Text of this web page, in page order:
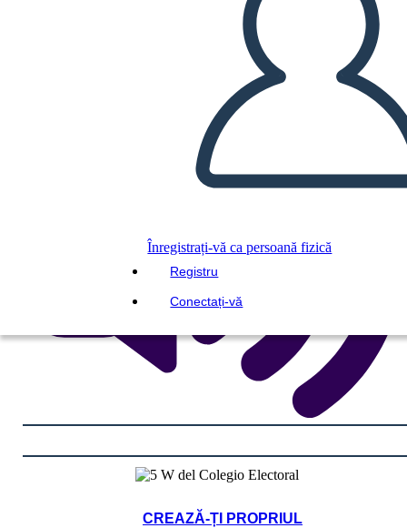
Înregistrați-vă ca persoană fizică
Registru
Conectați-vă
REDAȚI PREZENTAREA DE DIAPOZITIVE
CITESTE-MI
CREAZĂ-ȚI PROPRIUL